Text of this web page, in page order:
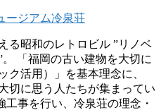
る昭和のレトロビル ”リノベ
「福岡の古い建物を大切に
ク活用）」を基本理念に、
切に思う人たちが集まってい
工事を行い、冷泉荘の理念・